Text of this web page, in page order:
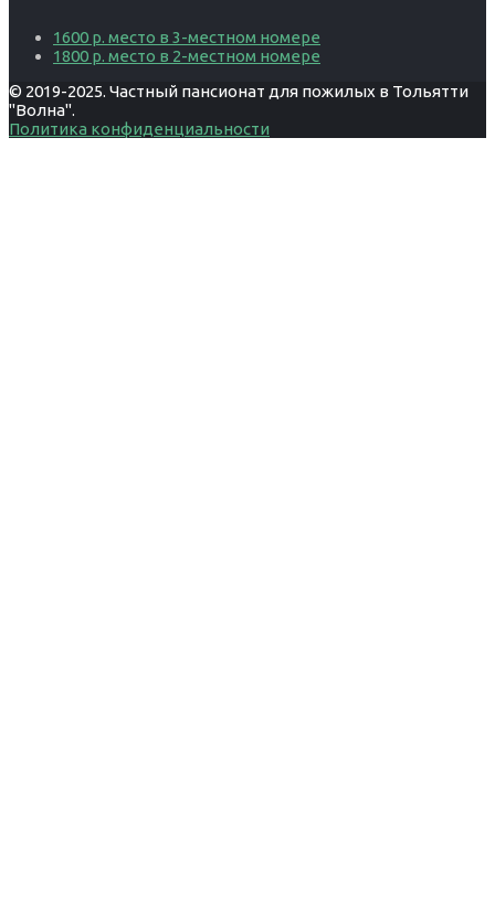
1600 р. место в 3-местном номере
1800 р. место в 2-местном номере
© 2019-2025. Частный пансионат для пожилых в Тольятти
"Волна".
Политика конфиденциальности